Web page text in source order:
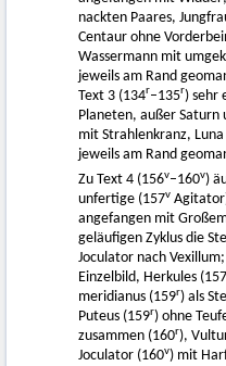
nackten Paares,
Centaur ohne
Wassermann mit
jeweils am Rand
Text 3 (134r–135r) sehr
Planeten, außer Saturn
mit Strahlenkranz,
jeweils am Rand
Zu Text 4 (156v–160v)
unfertige (157v
angefangen mit
geläufigen Zyklus die
Joculator nach
Einzelbild, Herkules (157
meridianus (159r) als
Puteus (159r) ohne
zusammen (160r),
Joculator (160v) mit